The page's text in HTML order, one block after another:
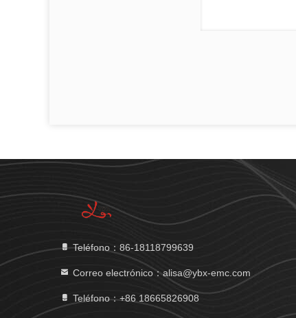
Teléfono：86-18118799639
Correo electrónico：alisa@ybx-emc.com
Teléfono：+86 18665826908